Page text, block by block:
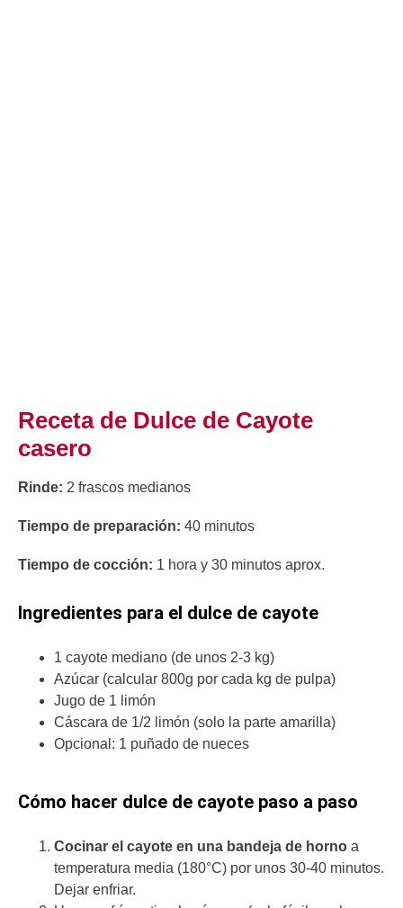
Receta de Dulce de Cayote
casero
Rinde: 2 frascos medianos
Tiempo de preparación: 40 minutos
Tiempo de cocción: 1 hora y 30 minutos aprox.
Ingredientes para el dulce de cayote
1 cayote mediano (de unos 2-3 kg)
Azúcar (calcular 800g por cada kg de pulpa)
Jugo de 1 limón
Cáscara de 1/2 limón (solo la parte amarilla)
Opcional: 1 puñado de nueces
Cómo hacer dulce de cayote paso a paso
Cocinar el cayote en una bandeja de horno a
temperatura media (180°C) por unos 30-40 minutos.
Dejar enfriar.